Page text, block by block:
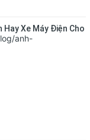
Xe Máy Điện Cho